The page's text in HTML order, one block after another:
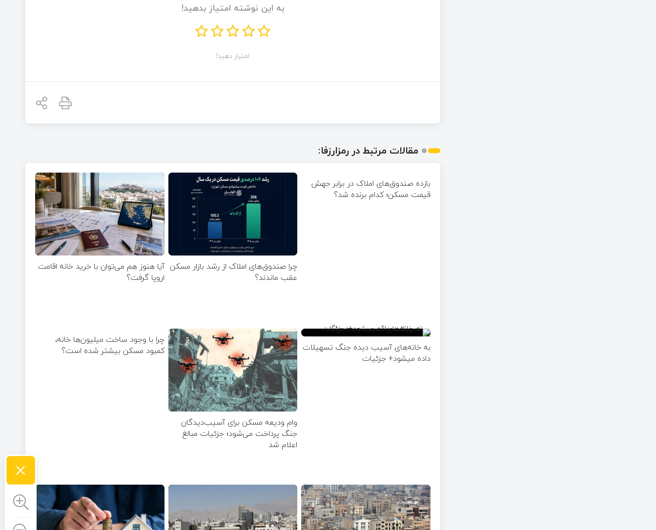
به این نوشته امتیاز بدهید!
امتیاز دهید!
مقالات مرتبط در رمزارزفا:
بازده صندوق‌های املاک در برابر جهش
قیمت مسکن؛ کدام برنده شد؟
چرا صندوق‌های املاک از رشد بازار مسکن
عقب ماندند؟
آیا هنوز هم می‌توان با خرید خانه اقامت
اروپا گرفت؟
به خانه‌های آسیب دیده جنگ تسهیلات
داده میشود+ جزئیات
وام ودیعه مسکن برای آسیب‌دیدگان
جنگ پرداخت می‌شود؛ جزئیات مبالغ
اعلام شد
چرا با وجود ساخت میلیون‌ها خانه،
کمبود مسکن بیشتر شده است؟
×